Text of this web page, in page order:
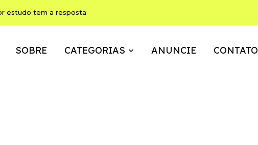
pode ser, ao mesmo tempo, memória, brincadeira e expressão
SOBRE CATEGORIAS ANUNCIE CONTATO